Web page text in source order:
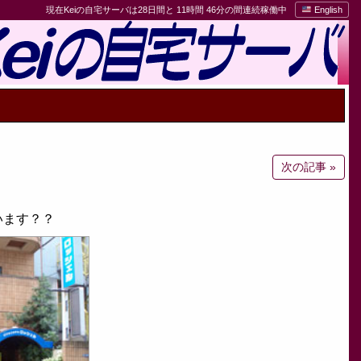
現在Keiの自宅サーバは28日間と 11時間 46分の間連続稼働中 English
次の記事 »
す？？